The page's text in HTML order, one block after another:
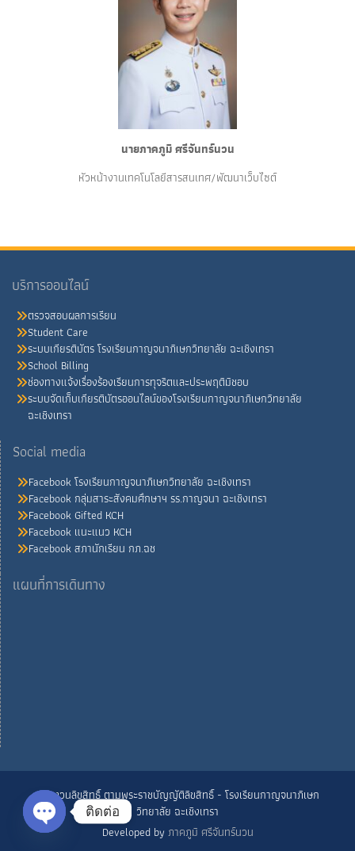
นายภาคภูมิ ศรีจันทร์นวน
หัวหน้างานเทคโนโลยีสารสนเทศ/พัฒนาเว็บไซต์
บริการออนไลน์
ตรวจสอบผลการเรียน
Student Care
ระบบเกียรติบัตร โรงเรียนกาญจนาภิเษกวิทยาลัย ฉะเชิงเทรา
School Billing
ช่องทางแจ้งเรื่องร้องเรียนการทุจริตและประพฤติมิชอบ
ระบบจัดเก็บเกียรติบัตรออนไลน์ของโรงเรียนกาญจนาภิเษกวิทยาลัย
ฉะเชิงเทรา
Social media
Facebook โรงเรียนกาญจนาภิเษกวิทยาลัย ฉะเชิงเทรา
Facebook กลุ่มสาระสังคมศึกษาฯ รร.กาญจนา ฉะเชิงเทรา
Facebook Gifted KCH
Facebook แนะแนว KCH
Facebook สภานักเรียน กภ.ฉช
แผนที่การเดินทาง
© สงวนลิขสิทธิ์ ตามพระราชบัญญัติลิขสิทธิ์ - โรงเรียนกาญจนาภิเษก
วิทยาลัย ฉะเชิงเทรา
Developed by ภาคภูมิ ศรีจันทร์นวน
ติดต่อ